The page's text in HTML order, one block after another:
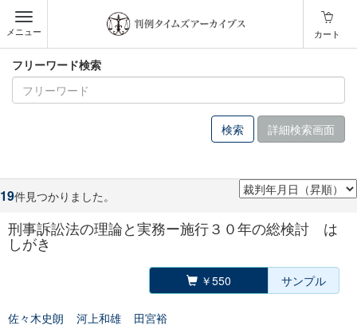
メニュー カート
フリーワード検索
詳細検索画面
19件見つかりました。
刑事訴訟法の理論と実務ー施行３０年の総検討 は
しがき
￥550 サンプル
佐々木史朗 河上和雄 田宮裕